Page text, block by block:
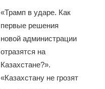
«Трамп в ударе. Как
первые решения
новой администрации
отразятся на
Казахстане?».
«Казахстану не грозят